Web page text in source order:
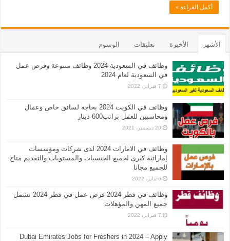
أكمل القراءة »
الأشهر الأخيرة تعليقات الوسوم
وظائف في السعودية 2024 وظائف متنوعة وفرص عمل
في السعودية لعام 2024
7 فبراير، 2022
وظائف في الكويت 2024 بحاجه لسائق خاص وعمال
ومحاسبين للعمل براتب600 دينار
20 ديسمبر، 2021
وظائف في الامارات 2024 لدى شركات ومؤسسات
إماراتية كبرى لجميع الجنسيات والمستويات والتقديم متاح
للجميع مجانا
6 يناير، 2022
وظائف في قطر 2024 فرص عمل في قطر 2024 تشمل
جميع المهن والمؤهلات
7 فبراير، 2022
Dubai Emirates Jobs for Freshers in 2024 – Apply